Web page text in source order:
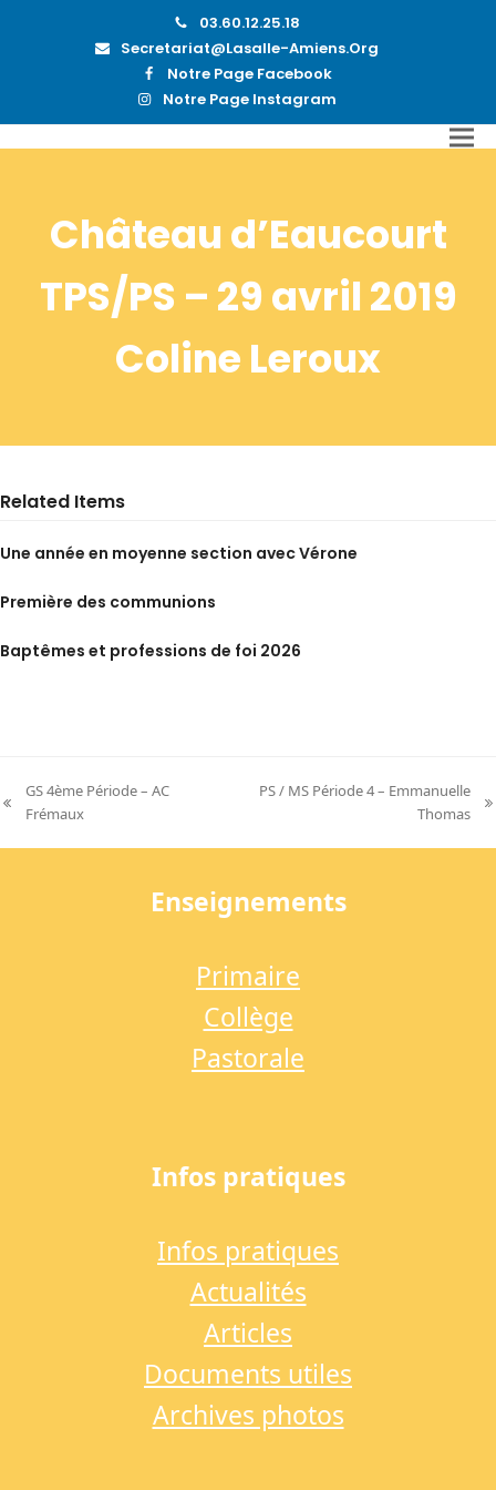
03.60.12.25.18
Secretariat@lasalle-Amiens.org
Notre Page Facebook
Notre Page Instagram
Château d’Eaucourt
TPS/PS – 29 avril 2019
Coline Leroux
Related Items
Une année en moyenne section avec Vérone
Première des communions
Baptêmes et professions de foi 2026
previous
GS 4ème Période – AC
Frémaux
PS / MS Période 4 – Emmanuelle
Thomas
Enseignements
Primaire
Collège
Pastorale
Infos pratiques
Infos pratiques
Actualités
Articles
Documents utiles
Archives photos